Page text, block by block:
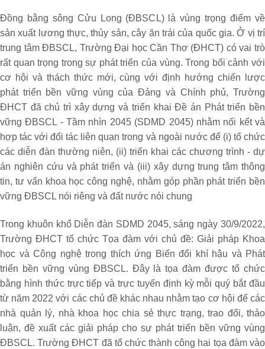
Đồng bằng sông Cửu Long (ĐBSCL) là vùng trọng điểm về
sản xuất lương thực, thủy sản, cây ăn trái của quốc gia. Ở vị trí
trung tâm ĐBSCL, Trường Đại học Cần Thơ (ĐHCT) có vai trò
rất quan trọng trong sự phát triển của vùng. Trong bối cảnh với
cơ hội và thách thức mới, cùng với định hướng chiến lược
phát triển bền vững vùng của Đảng và Chính phủ, Trường
ĐHCT đã chủ trì xây dựng và triển khai Đề án Phát triển bền
vững ĐBSCL - Tầm nhìn 2045 (SDMD 2045) nhằm nối kết và
hợp tác với đối tác liên quan trong và ngoài nước để (i) tổ chức
các diễn đàn thường niên, (ii) triển khai các chương trình - dự
án nghiên cứu và phát triển và (iii) xây dựng trung tâm thông
tin, tư vấn khoa học công nghệ, nhằm góp phần phát triển bền
vững ĐBSCL nói riêng và đất nước nói chung
Trong khuôn khổ Diễn đàn SDMD 2045, sáng ngày 30/9/2022,
Trường ĐHCT tổ chức Tọa đàm với chủ đề: Giải pháp Khoa
học và Công nghệ trong thích ứng Biến đổi khí hậu và Phát
triển bền vững vùng ĐBSCL. Đây là tọa đàm được tổ chức
bằng hình thức trực tiếp và trực tuyến định kỳ mỗi quý bắt đầu
từ năm 2022 với các chủ đề khác nhau nhằm tạo cơ hội để các
nhà quản lý, nhà khoa học chia sẻ thực trạng, trao đổi, thảo
luận, đề xuất các giải pháp cho sự phát triển bền vững vùng
ĐBSCL. Trường ĐHCT đã tổ chức thành công hai tọa đàm vào